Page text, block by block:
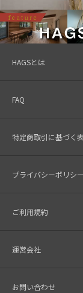
HAGSとは
FAQ
特定商取引に基づく
プライバシーポリシー
ご利用規約
運営会社
お問い合わせ